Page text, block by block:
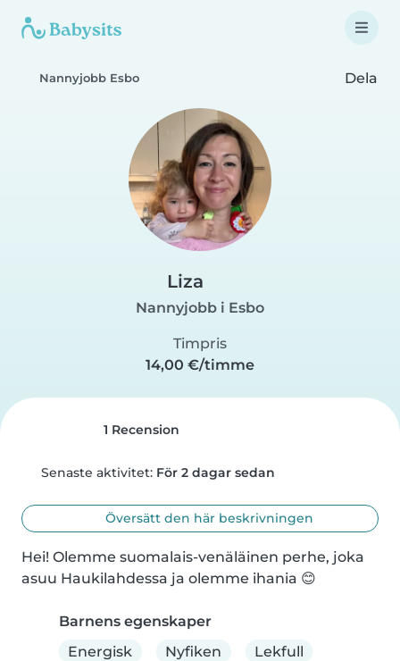
Nannyjobb Esbo Dela
Liza
Nannyjobb i Esbo
Timpris
14,00 €/timme
1 Recension
Senaste aktivitet: För 2 dagar sedan
Översätt den här beskrivningen
Hei! Olemme suomalais-venäläinen perhe, joka
asuu Haukilahdessa ja olemme ihania 😊
Barnens egenskaper
Energisk
Nyfiken Lekfull